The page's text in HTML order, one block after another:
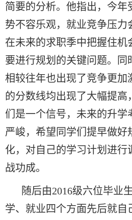
简要的分析。他指出，今年
势不容乐观，就业竞争压力
在未来的求职季中把握住机
要进行规划的关键问题。同
相较往年也出现了竞争更加
的分数线均出现了大幅提高
们是一个信号，未来的升学
严峻，希望同学们提早做好
化，对自己的学习计划进行
战功成。
随后由2016级六位毕业
学、就业四个方面先后就自